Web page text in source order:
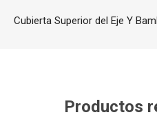
Cubierta Superior del Eje Y
Productos